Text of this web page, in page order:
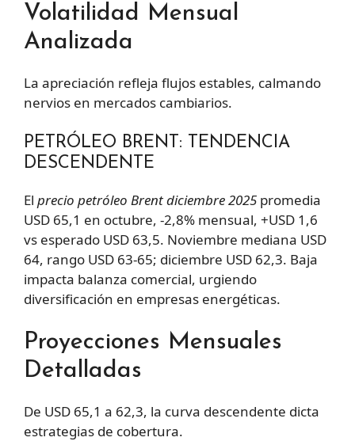
Volatilidad Mensual
Analizada
La apreciación refleja flujos estables, calmando
nervios en mercados cambiarios.
PETRÓLEO BRENT: TENDENCIA
DESCENDENTE
El precio petróleo Brent diciembre 2025 promedia
USD 65,1 en octubre, -2,8% mensual, +USD 1,6
vs esperado USD 63,5. Noviembre mediana USD
64, rango USD 63-65; diciembre USD 62,3. Baja
impacta balanza comercial, urgiendo
diversificación en empresas energéticas.
Proyecciones Mensuales
Detalladas
De USD 65,1 a 62,3, la curva descendente dicta
estrategias de cobertura.